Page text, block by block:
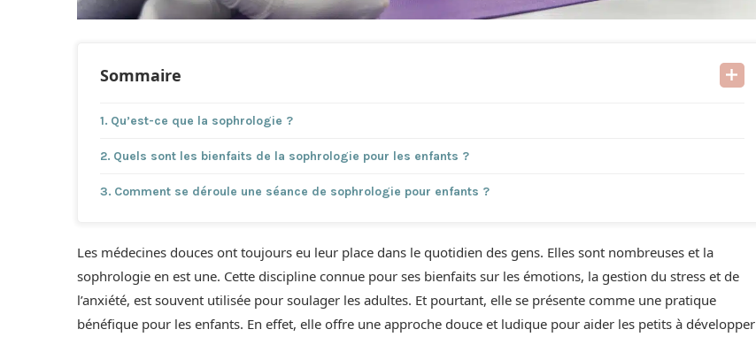
Sommaire
Qu’est-ce que la sophrologie ?
Quels sont les bienfaits de la sophrologie pour les enfants ?
Comment se déroule une séance de sophrologie pour enfants ?
Les médecines douces ont toujours eu leur place dans le quotidien des gens. Elles sont nombreuses et la
sophrologie en est une. Cette discipline connue pour ses bienfaits sur les émotions, la gestion du stress et de
l’anxiété, est souvent utilisée pour soulager les adultes. Et pourtant, elle se présente comme une pratique
bénéfique pour les enfants. En effet, elle offre une approche douce et ludique pour aider les petits à développer